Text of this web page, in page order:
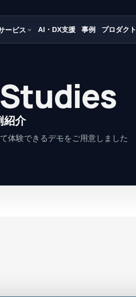
ービス AI・DX支援 事例 プロダクト
紹介
体験できるデモをご用意しました